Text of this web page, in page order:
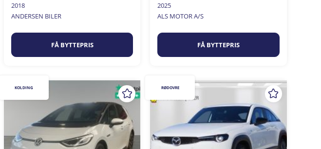
2018
ANDERSEN BILER
FÅ BYTTEPRIS
2025
ALS MOTOR A/S
FÅ BYTTEPRIS
KOLDING RØDOVRE